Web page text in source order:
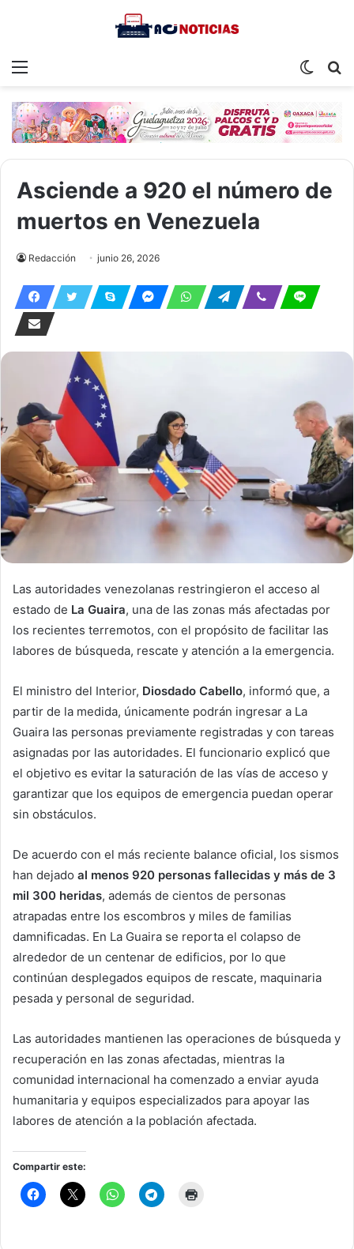
Menu
Switch
Asciende a 920 el número de
muertos en Venezuela
Redacción junio 26, 2026
Las autoridades venezolanas restringieron el acceso al
estado de La Guaira, una de las zonas más afectadas por
los recientes terremotos, con el propósito de facilitar las
labores de búsqueda, rescate y atención a la emergencia.
El ministro del Interior, Diosdado Cabello, informó que, a
partir de la medida, únicamente podrán ingresar a La
Guaira las personas previamente registradas y con tareas
asignadas por las autoridades. El funcionario explicó que
el objetivo es evitar la saturación de las vías de acceso y
garantizar que los equipos de emergencia puedan operar
sin obstáculos.
De acuerdo con el más reciente balance oficial, los sismos
han dejado al menos 920 personas fallecidas y más de 3
mil 300 heridas, además de cientos de personas
atrapadas entre los escombros y miles de familias
damnificadas. En La Guaira se reporta el colapso de
alrededor de un centenar de edificios, por lo que
continúan desplegados equipos de rescate, maquinaria
pesada y personal de seguridad.
Las autoridades mantienen las operaciones de búsqueda y
recuperación en las zonas afectadas, mientras la
comunidad internacional ha comenzado a enviar ayuda
humanitaria y equipos especializados para apoyar las
labores de atención a la población afectada.
Compartir este: